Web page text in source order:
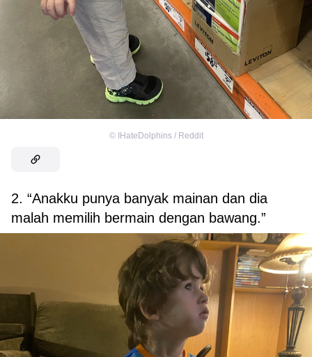
© IHateDolphins / Reddit
2. “Anakku punya banyak mainan dan dia
malah memilih bermain dengan bawang.”